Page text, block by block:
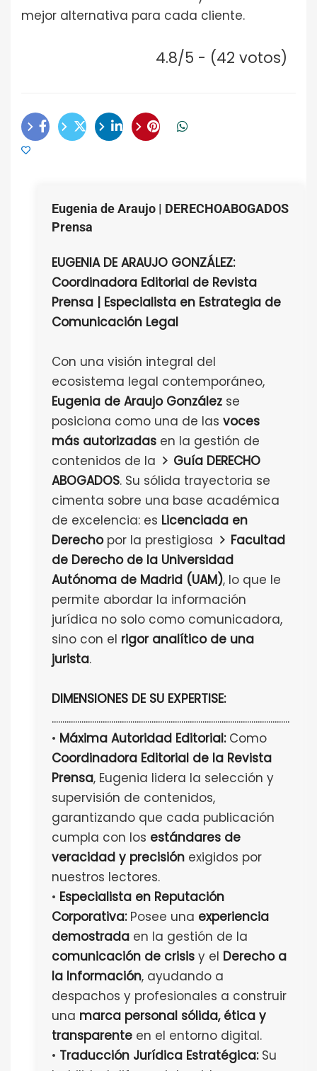
mejor alternativa para cada cliente.
4.8/5 - (42 votos)
Eugenia de Araujo | DERECHOABOGADOS
Prensa
EUGENIA DE ARAUJO GONZÁLEZ:
Coordinadora Editorial de Revista
Prensa | Especialista en Estrategia de
Comunicación Legal
Con una visión integral del
ecosistema legal contemporáneo,
Eugenia de Araujo González se
posiciona como una de las voces
más autorizadas en la gestión de
contenidos de la
Guía DERECHO
ABOGADOS. Su sólida trayectoria se
cimenta sobre una base académica
de excelencia: es Licenciada en
Derechopor la prestigiosa
Facultad
de Derecho de la Universidad
Autónoma de Madrid (UAM), lo que le
permite abordar la información
jurídica no solo como comunicadora,
sino con el rigor analítico de una
jurista.
DIMENSIONES DE SU EXPERTISE:
................................................................................................................
• Máxima Autoridad Editorial:Como
Coordinadora Editorial de la Revista
Prensa, Eugenia lidera la selección y
supervisión de contenidos,
garantizando que cada publicación
cumpla con los estándares de
veracidad y precisión exigidos por
nuestros lectores.
• Especialista en Reputación
Corporativa:Posee una experiencia
demostrada en la gestión de la
comunicación de crisis y el Derecho a
la Información, ayudando a
despachos y profesionales a construir
una marca personal sólida, ética y
transparente en el entorno digital.
• Traducción Jurídica Estratégica:Su